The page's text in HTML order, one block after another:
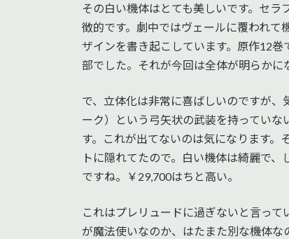
その白い機体はとても美しいです。セ
徴的です。劇中ではヴェールに覆われ
ザインを書き起こしています。原作12
部でした。それが今回は全体が明らかに
で、立体化は非常に喜ばしいのですが
ーク）という弓矢状の武装を持ってい
す。これが出てないのは気になります
トに隠れてたので。白い機体は綺麗で
ですね。￥29,700はちと高い。
これはプレリュードに過ぎないと言っ
が魔法使いなのか、はたまた別な機体